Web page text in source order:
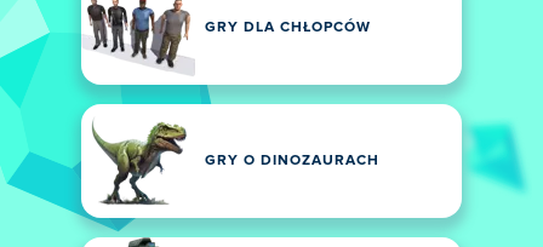
GRY DLA CHŁOPCÓW
GRY O DINOZAURACH